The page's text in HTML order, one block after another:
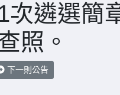
次遴選簡
照。
下一則公告